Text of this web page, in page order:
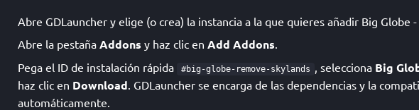
Abre GDLauncher y elige (o crea) la instancia a la que quieres añadir Big Globe
Abre la pestaña Addons y haz clic en Add Addons.
Pega el ID de instalación rápida
#big-globe-remove-skylands , selecciona Big
haz clic en Download. GDLauncher se encarga de las dependencias y la
automáticamente.